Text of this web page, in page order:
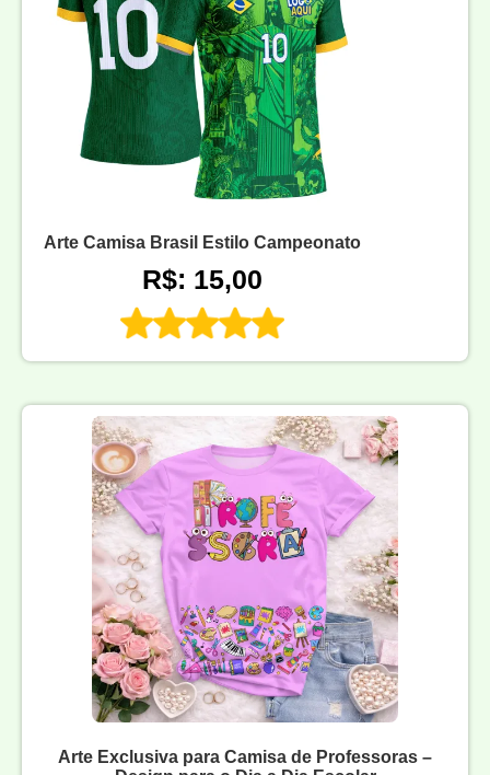
Arte Camisa Brasil Estilo Campeonato
R$: 15,00
Arte Exclusiva para Camisa de Professoras –